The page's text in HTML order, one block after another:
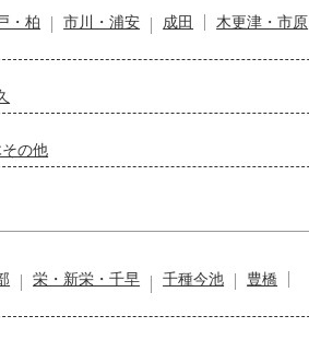
・柏 市川・浦安 成田
木更津・市原
の他
栄・新栄・千早 千種今池
豊橋